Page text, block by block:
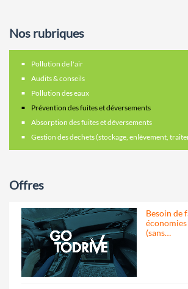
Nos rubriques
Pollution de l'air
Audits & conseils
Pollution des eaux
Prévention des fuites et déversements
Absorption des fuites et déversements
Gestion des dechets (stockage, enlèvement,
Offres
Besoin de
(sans…